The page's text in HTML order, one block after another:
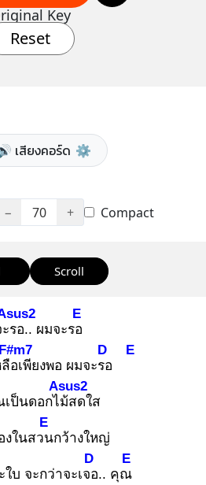
Key
Reset
เสียงคอร์ด ⚙️
− 70 + Compact
Scroll
รอ.. ผมจะรอ
E
อ
F#m7
เพียงพอ ผมจะรอ
D E
ป็นดอกไม้
Asus2
สดใส
งในสวน
E
กว้างใหญ่
ใบ จะกว่าจะเจอ
D
.. คุณ
E